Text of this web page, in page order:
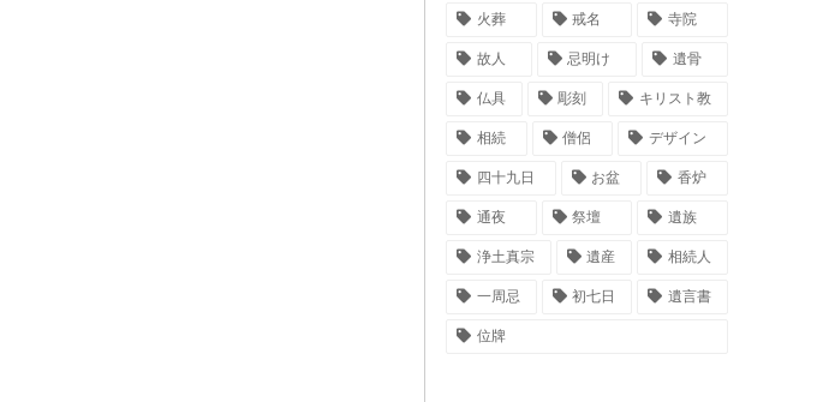
火葬 戒名 寺院
故人 忌明け 遺骨
仏具 彫刻 キリスト教
相続 僧侶 デザイン
四十九日 お盆 香炉
通夜 祭壇 遺族
浄土真宗 遺産 相続人
一周忌 初七日 遺言書
位牌